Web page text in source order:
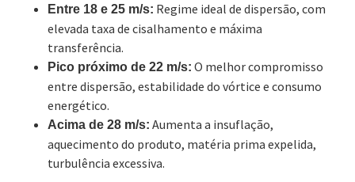
Entre 18 e 25 m/s: Regime ideal de dispersão, com
elevada taxa de cisalhamento e máxima
transferência.
Pico próximo de 22 m/s: O melhor compromisso
entre dispersão, estabilidade do vórtice e consumo
energético.
Acima de 28 m/s: Aumenta a insuflação,
aquecimento do produto, matéria prima expelida,
turbulência excessiva.